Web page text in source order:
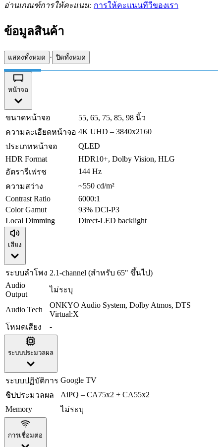
อ่านเกณฑ์การให้คะแนน: การให้คะแนนทีวีของเรา
ข้อมูลสินค้า
แสดงทั้งหมด · ปิดทั้งหมด
หน้าจอ
ขนาดหน้าจอ
55, 65, 75, 85, 98 นิ้ว
ความละเอียดหน้าจอ 4K UHD – 3840x2160
ประเภทหน้าจอ
QLED
HDR Format
HDR10+, Dolby Vision, HLG
อัตรารีเฟรช
144 Hz
ความสว่าง
~550 cd/m²
Contrast Ratio
6000:1
Color Gamut
93% DCI-P3
Local Dimming
Direct-LED backlight
เสียง
ระบบลำโพง 2.1-channel (สำหรับ 65" ขึ้นไป)
Audio
Output
ไม่ระบุ
Audio Tech
ONKYO Audio System, Dolby Atmos, DTS
Virtual:X
โหมดเสียง
-
ระบบประมวลผล
ระบบปฏิบัติการ Google TV
ชิปประมวลผล
AiPQ – CA75x2 + CA55x2
Memory
ไม่ระบุ
การเชื่อมต่อ